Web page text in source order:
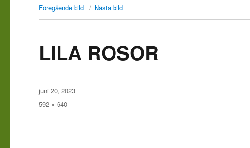
Föregående bild Nästa bild
LILA ROSOR
Publicerat
den
juni 20, 2023
Full
592 × 640